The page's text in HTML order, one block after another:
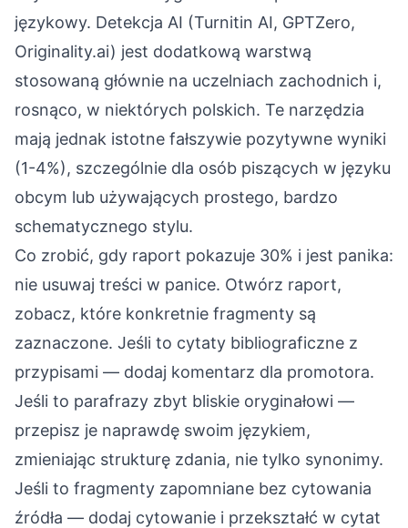
językowy. Detekcja AI (Turnitin AI, GPTZero,
Originality.ai) jest dodatkową warstwą
stosowaną głównie na uczelniach zachodnich i,
rosnąco, w niektórych polskich. Te narzędzia
mają jednak istotne fałszywie pozytywne wyniki
(1-4%), szczególnie dla osób piszących w języku
obcym lub używających prostego, bardzo
schematycznego stylu.
Co zrobić, gdy raport pokazuje 30% i jest panika:
nie usuwaj treści w panice. Otwórz raport,
zobacz, które konkretnie fragmenty są
zaznaczone. Jeśli to cytaty bibliograficzne z
przypisami — dodaj komentarz dla promotora.
Jeśli to parafrazy zbyt bliskie oryginałowi —
przepisz je naprawdę swoim językiem,
zmieniając strukturę zdania, nie tylko synonimy.
Jeśli to fragmenty zapomniane bez cytowania
źródła — dodaj cytowanie i przekształć w cytat